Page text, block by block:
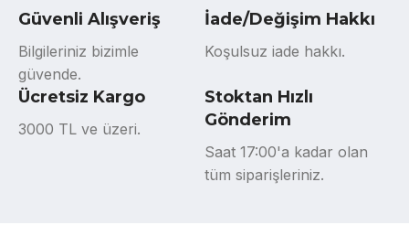
Güvenli Alışveriş
Bilgileriniz bizimle
güvende.
İade/Değişim Hakkı
Koşulsuz iade hakkı.
Ücretsiz Kargo
3000 TL ve üzeri.
Stoktan Hızlı
Gönderim
Saat 17:00'a kadar olan
tüm siparişleriniz.